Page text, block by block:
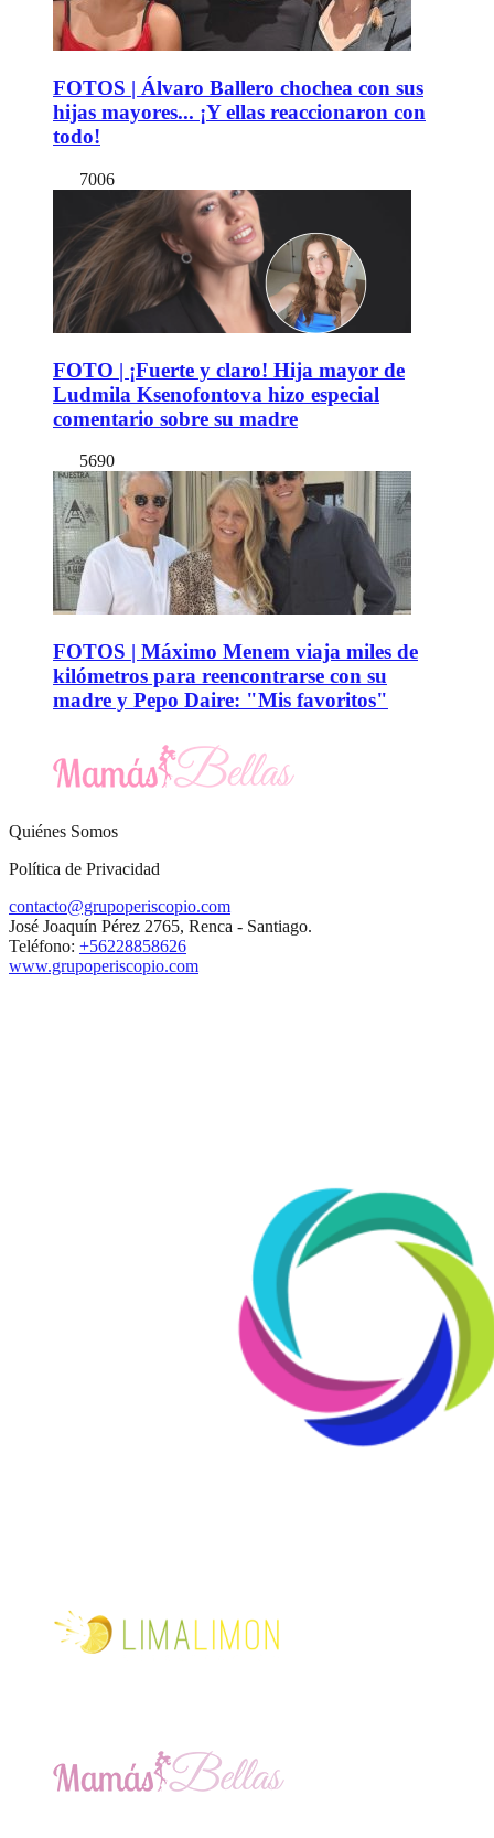
FOTOS | Álvaro Ballero chochea con sus
hijas mayores... ¡Y ellas reaccionaron con
todo!
7006
FOTO | ¡Fuerte y claro! Hija mayor de
Ludmila Ksenofontova hizo especial
comentario sobre su madre
5690
FOTOS | Máximo Menem viaja miles de
kilómetros para reencontrarse con su
madre y Pepo Daire: "Mis favoritos"
Quiénes Somos
Política de Privacidad
contacto@grupoperiscopio.com
José Joaquín Pérez 2765, Renca - Santiago.
Teléfono: +56228858626
www.grupoperiscopio.com